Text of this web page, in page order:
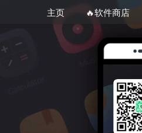
主页 🔥软件商店